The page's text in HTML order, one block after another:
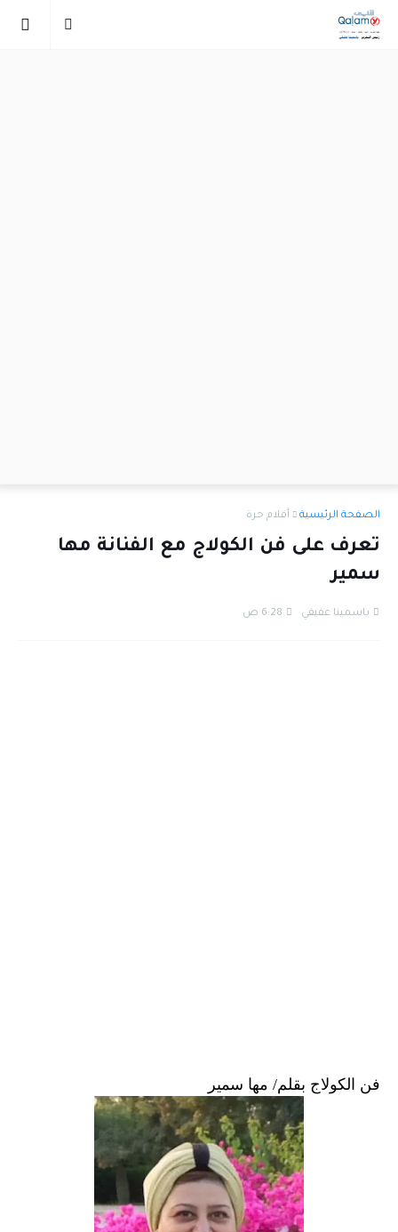
الصفحة الرئيسية أقلام حرة
تعرف على فن الكولاج مع الفنانة مها
سمير
ياسمينا عفيفي 6:28 ص
فن الكولاج بقلم/ مها سمير